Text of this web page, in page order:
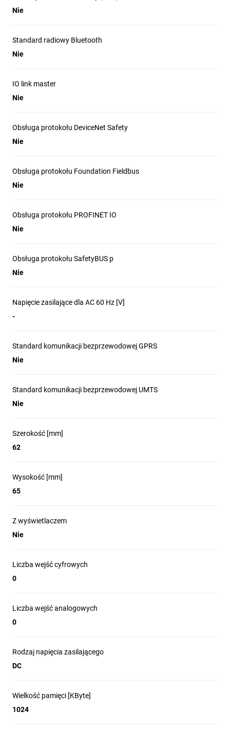
Nie
Standard radiowy Bluetooth
Nie
IO link master
Nie
Obsługa protokołu DeviceNet Safety
Nie
Obsługa protokołu Foundation Fieldbus
Nie
Obsługa protokołu PROFINET IO
Nie
Obsługa protokołu SafetyBUS p
Nie
Napięcie zasilające dla AC 60 Hz [V]
-
Standard komunikacji bezprzewodowej GPRS
Nie
Standard komunikacji bezprzewodowej UMTS
Nie
Szerokość [mm]
62
Wysokość [mm]
65
Z wyświetlaczem
Nie
Liczba wejść cyfrowych
0
Liczba wejść analogowych
0
Rodzaj napięcia zasilającego
DC
Wielkość pamięci [KByte]
1024